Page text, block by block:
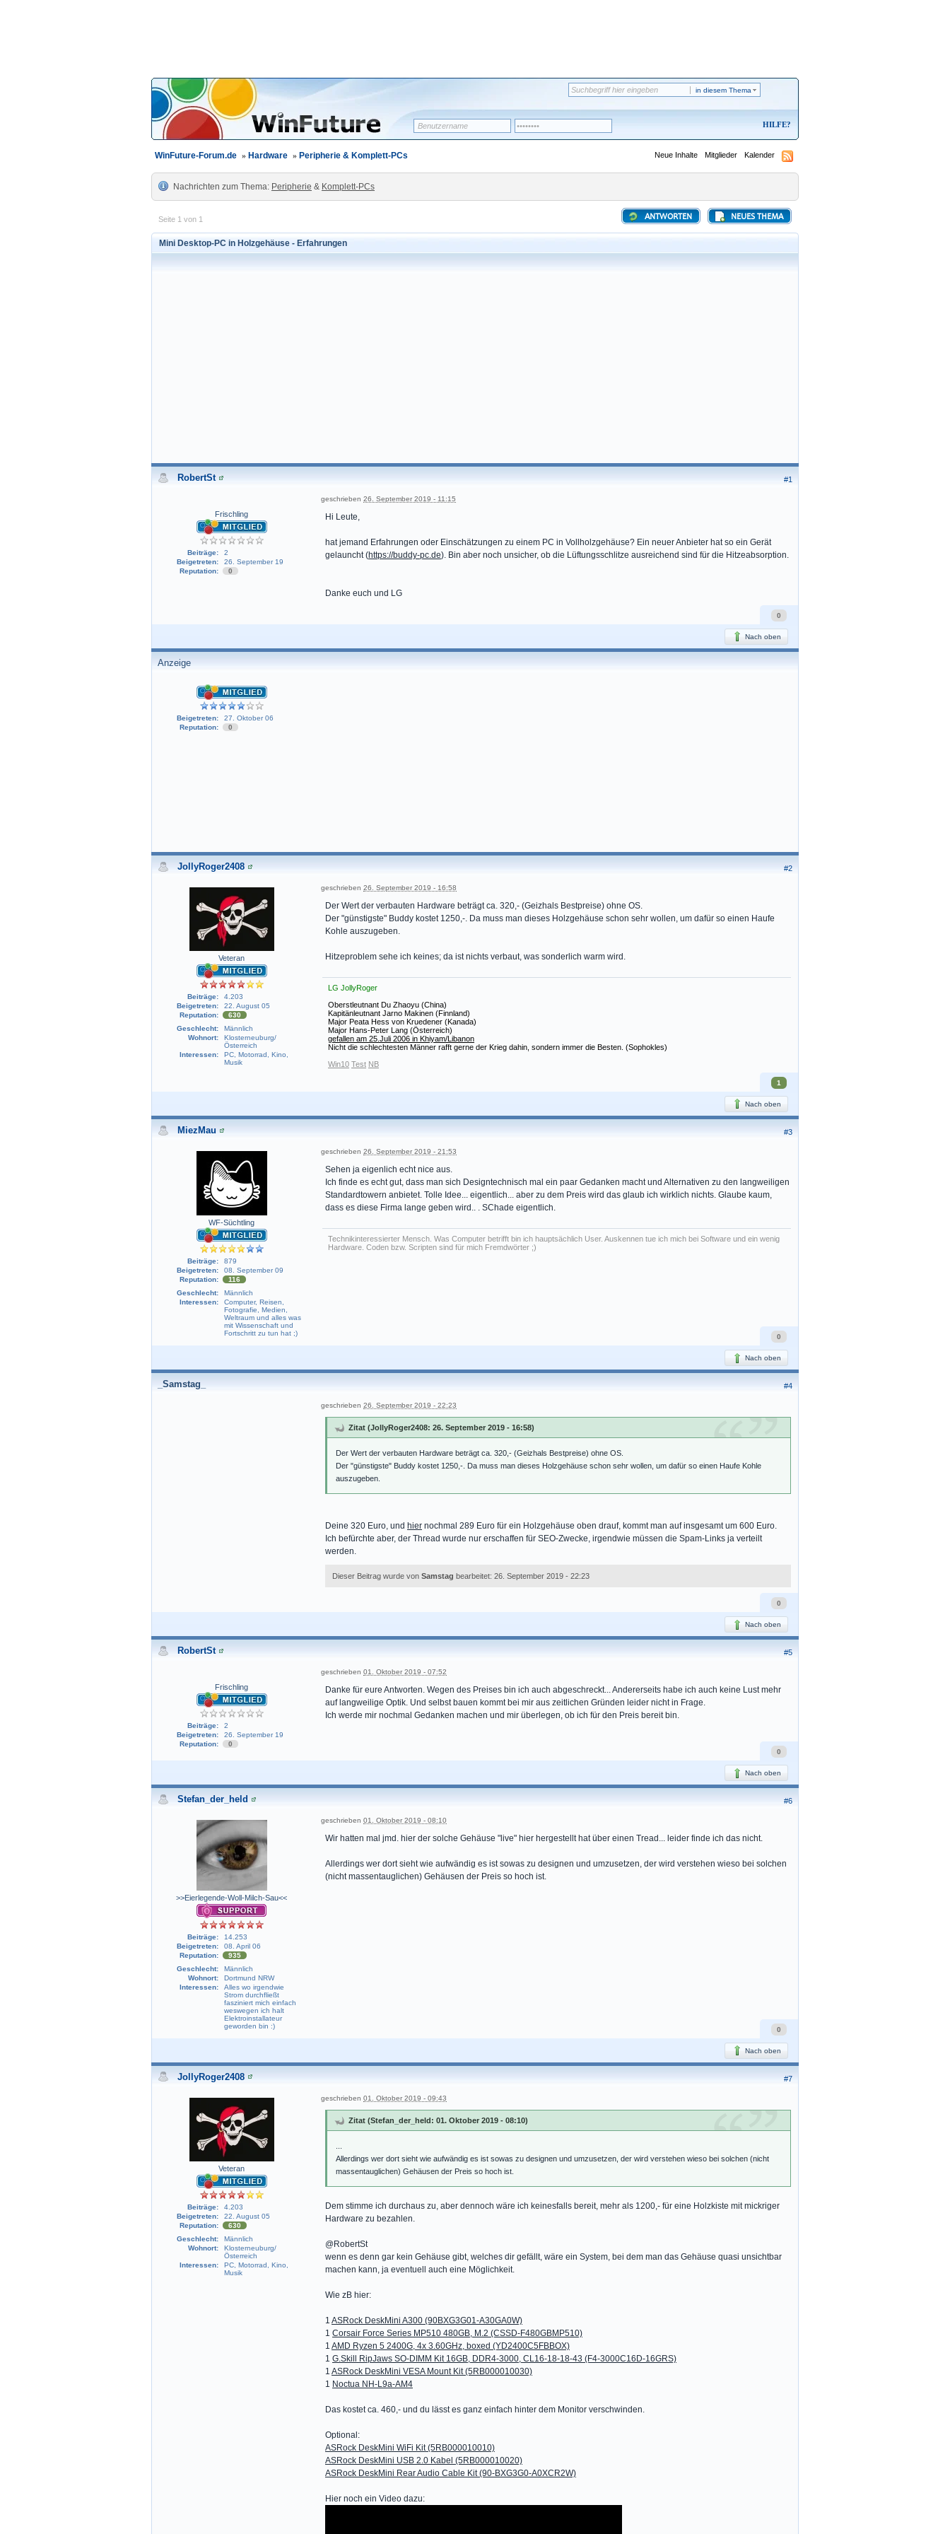
in diesem Thema
HILFE
WinFuture-Forum.de » Hardware » Peripherie & Komplett-PCs Neue Inhalte Mitglieder Kalender
Nachrichten zum Thema: Peripherie & Komplett-PCs
Seite 1 von 1 NEUES THEMA
ANTWORTEN
Mini Desktop-PC in Holzgehäuse - Erfahrungen
#1
RobertSt
Frischling
Beiträge:
2
Beigetreten:
26. September 19
Reputation:
0
geschrieben 26. September 2019 - 11:15
Hi Leute,
hat jemand Erfahrungen oder Einschätzungen zu einem PC in Vollholzgehäuse? Ein neuer Anbieter hat so ein Gerät
gelauncht (https://buddy-pc.de). Bin aber noch unsicher, ob die Lüftungsschlitze ausreichend sind für die Hitzeabsorption.
Danke euch und LG
0
Nach oben
Anzeige
Beigetreten:
27. Oktober 06
Reputation:
0
#2
JollyRoger2408
Veteran
Beiträge:
4.203
Beigetreten:
22. August 05
Reputation:
630
Geschlecht:
Männlich
Wohnort:
Klosterneuburg/
Österreich
Interessen:
PC, Motorrad, Kino,
Musik
geschrieben 26. September 2019 - 16:58
Der Wert der verbauten Hardware beträgt ca. 320,- (Geizhals Bestpreise) ohne OS.
Der "günstigste" Buddy kostet 1250,-. Da muss man dieses Holzgehäuse schon sehr wollen, um dafür so einen Haufe
Kohle auszugeben.
Hitzeproblem sehe ich keines; da ist nichts verbaut, was sonderlich warm wird.
LG JollyRoger
Oberstleutnant Du Zhaoyu (China)
Kapitänleutnant Jarno Makinen (Finnland)
Major Peata Hess von Kruedener (Kanada)
Major Hans-Peter Lang (Österreich)
gefallen am 25.Juli 2006 in Khiyam/Libanon
Nicht die schlechtesten Männer rafft gerne der Krieg dahin, sondern immer die Besten. (Sophokles)
Win10 Test NB
1
Nach oben
#3
MiezMau
WF-Süchtling
Beiträge:
879
Beigetreten:
08. September 09
Reputation:
116
Geschlecht:
Männlich
Interessen:
Computer, Reisen,
Fotografie, Medien,
Weltraum und alles was
mit Wissenschaft und
Fortschritt zu tun hat ;)
geschrieben 26. September 2019 - 21:53
Sehen ja eigenlich echt nice aus.
Ich finde es echt gut, dass man sich Designtechnisch mal ein paar Gedanken macht und Alternativen zu den langweiligen
Standardtowern anbietet. Tolle Idee... eigentlich... aber zu dem Preis wird das glaub ich wirklich nichts. Glaube kaum,
dass es diese Firma lange geben wird.. . SChade eigentlich.
Technikinteressierter Mensch. Was Computer betrifft bin ich hauptsächlich User. Auskennen tue ich mich bei Software und ein wenig
Hardware. Coden bzw. Scripten sind für mich Fremdwörter ;)
0
Nach oben
#4
_Samstag_
geschrieben 26. September 2019 - 22:23
Zitat (JollyRoger2408: 26. September 2019 - 16:58)
Der Wert der verbauten Hardware beträgt ca. 320,- (Geizhals Bestpreise) ohne OS.
Der "günstigste" Buddy kostet 1250,-. Da muss man dieses Holzgehäuse schon sehr wollen, um dafür so einen Haufe Kohle
auszugeben.
Deine 320 Euro, und hier nochmal 289 Euro für ein Holzgehäuse oben drauf, kommt man auf insgesamt um 600 Euro.
Ich befürchte aber, der Thread wurde nur erschaffen für SEO-Zwecke, irgendwie müssen die Spam-Links ja verteilt
werden.
Dieser Beitrag wurde von Samstag bearbeitet: 26. September 2019 - 22:23
0
Nach oben
#5
RobertSt
Frischling
Beiträge:
2
Beigetreten:
26. September 19
Reputation:
0
geschrieben 01. Oktober 2019 - 07:52
Danke für eure Antworten. Wegen des Preises bin ich auch abgeschreckt... Andererseits habe ich auch keine Lust mehr
auf langweilige Optik. Und selbst bauen kommt bei mir aus zeitlichen Gründen leider nicht in Frage.
Ich werde mir nochmal Gedanken machen und mir überlegen, ob ich für den Preis bereit bin.
0
Nach oben
#6
Stefan_der_held
>>Eierlegende-Woll-Milch-Sau<<
Beiträge:
14.253
Beigetreten:
08. April 06
Reputation:
935
Geschlecht:
Männlich
Wohnort:
Dortmund NRW
Interessen:
Alles wo irgendwie
Strom durchfließt
fasziniert mich einfach
weswegen ich halt
Elektroinstallateur
geworden bin :)
geschrieben 01. Oktober 2019 - 08:10
Wir hatten mal jmd. hier der solche Gehäuse "live" hier hergestellt hat über einen Tread... leider finde ich das nicht.
Allerdings wer dort sieht wie aufwändig es ist sowas zu designen und umzusetzen, der wird verstehen wieso bei solchen
(nicht massentauglichen) Gehäusen der Preis so hoch ist.
0
Nach oben
#7
JollyRoger2408
Veteran
Beiträge:
4.203
Beigetreten:
22. August 05
Reputation:
630
Geschlecht:
Männlich
Wohnort:
Klosterneuburg/
Österreich
Interessen:
PC, Motorrad, Kino,
Musik
geschrieben 01. Oktober 2019 - 09:43
Zitat (Stefan_der_held: 01. Oktober 2019 - 08:10)
Allerdings wer dort sieht wie aufwändig es ist sowas zu designen und umzusetzen, der wird verstehen wieso bei solchen (nicht
massentauglichen) Gehäusen der Preis so hoch ist.
Dem stimme ich durchaus zu, aber dennoch wäre ich keinesfalls bereit, mehr als 1200,- für eine Holzkiste mit mickriger
Hardware zu bezahlen.
@RobertSt
wenn es denn gar kein Gehäuse gibt, welches dir gefällt, wäre ein System, bei dem man das Gehäuse quasi unsichtbar
machen kann, ja eventuell auch eine Möglichkeit.
Wie zB hier:
1 ASRock DeskMini A300 (90BXG3G01-A30GA0W)
1 Corsair Force Series MP510 480GB, M.2 (CSSD-F480GBMP510)
1 AMD Ryzen 5 2400G, 4x 3.60GHz, boxed (YD2400C5FBBOX)
1 G.Skill RipJaws SO-DIMM Kit 16GB, DDR4-3000, CL16-18-18-43 (F4-3000C16D-16GRS)
1 ASRock DeskMini VESA Mount Kit (5RB000010030)
1 Noctua NH-L9a-AM4
Das kostet ca. 460,- und du lässt es ganz einfach hinter dem Monitor verschwinden.
Optional:
ASRock DeskMini WiFi Kit (5RB000010010)
ASRock DeskMini USB 2.0 Kabel (5RB000010020)
ASRock DeskMini Rear Audio Cable Kit (90-BXG3G0-A0XCR2W)
Hier noch ein Video dazu: